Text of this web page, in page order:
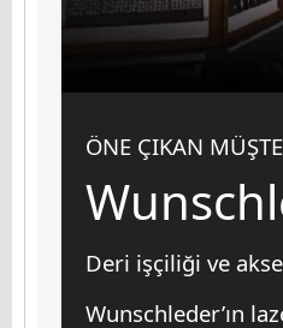
ÖNE ÇIKAN
Deri işçiliği ve
Wunschleder’ın